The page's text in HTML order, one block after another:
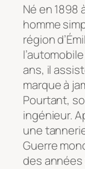
Né en 1898
homme
région
ans, il
marque à
Pourtant,
ingénieur.
une
Guerre
des années